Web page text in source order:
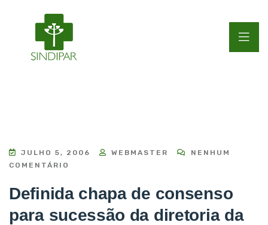
JULHO 5, 2006 WEBMASTER
NENHUM
COMENTÁRIO
Definida chapa de consenso
para sucessão da diretoria da